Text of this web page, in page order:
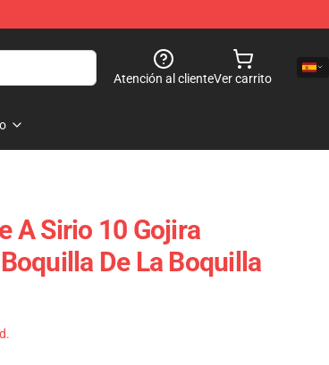
Atención al clienteVer carrito
A Sirio 10 Gojira
De La Boquilla